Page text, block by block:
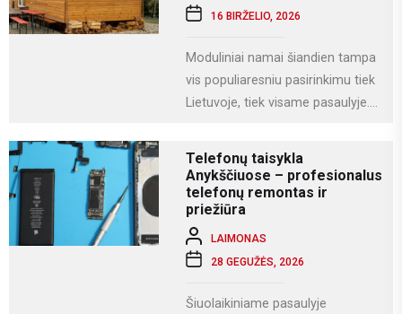
16 BIRŽELIO, 2026
Moduliniai namai šiandien tampa
vis populiaresniu pasirinkimu tiek
Lietuvoje, tiek visame pasaulyje.
Telefonų taisykla
Anykščiuose – profesionalus
telefonų remontas ir
priežiūra
LAIMONAS
28 GEGUŽĖS, 2026
Šiuolaikiniame pasaulyje